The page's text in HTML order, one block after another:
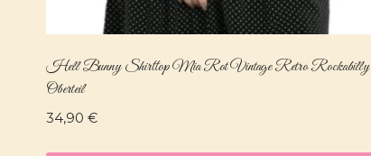
Hell Bunny Shirttop Mia Rot Vintage Retro Rockabilly
Oberteil
34,90 €